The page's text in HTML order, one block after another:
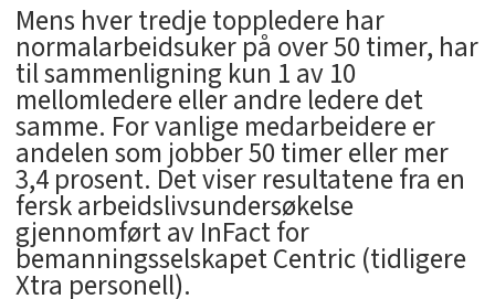
Mens hver tredje toppledere har
normalarbeidsuker på over 50 timer, har
til sammenligning kun 1 av 10
mellomledere eller andre ledere det
samme. For vanlige medarbeidere er
andelen som jobber 50 timer eller mer
3,4 prosent. Det viser resultatene fra en
fersk arbeidslivsundersøkelse
gjennomført av InFact for
bemanningsselskapet Centric (tidligere
Xtra personell).